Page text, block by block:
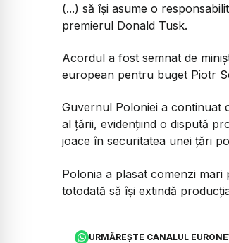
(...) să își asume o
premierul Donald Tusk.
Acordul a fost semnat de
european pentru buget Piotr
Guvernul Poloniei a continuat
al țării, evidențiind o dispută
joace în securitatea unei țări
Polonia a plasat comenzi
totodată să își extindă
URMĂREȘTE CANALUL